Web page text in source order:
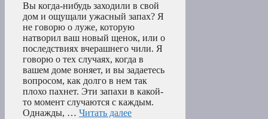
Вы когда-нибудь заходили в свой
дом и ощущали ужасный запах? Я
не говорю о луже, которую
натворил ваш новый щенок, или о
последствиях вчерашнего чили. Я
говорю о тех случаях, когда в
вашем доме воняет, и вы задаетесь
вопросом, как долго в нем так
плохо пахнет. Эти запахи в какой-
то момент случаются с каждым.
Однажды, … Читать далее